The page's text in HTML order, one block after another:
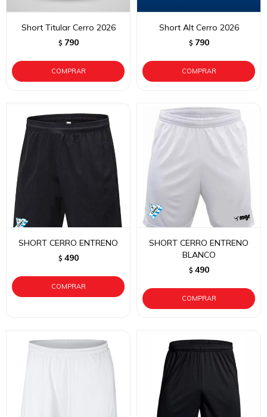
Short Titular Cerro 2026
$ 790
Short Alt Cerro 2026
$ 790
SHORT CERRO ENTRENO
$ 490
SHORT CERRO ENTRENO
BLANCO
$ 490